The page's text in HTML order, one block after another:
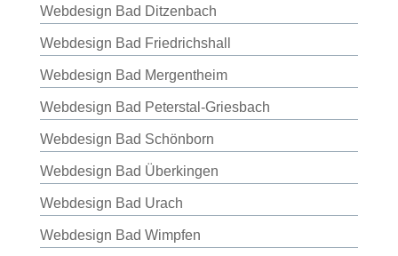
Webdesign Bad Ditzenbach
Webdesign Bad Friedrichshall
Webdesign Bad Mergentheim
Webdesign Bad Peterstal-Griesbach
Webdesign Bad Schönborn
Webdesign Bad Überkingen
Webdesign Bad Urach
Webdesign Bad Wimpfen